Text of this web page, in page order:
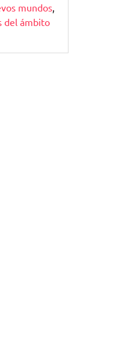
mundos
del ámbito